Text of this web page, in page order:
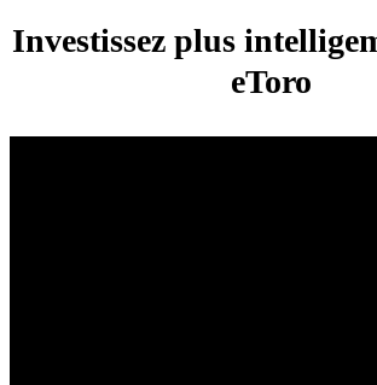
Investissez plus
eToro